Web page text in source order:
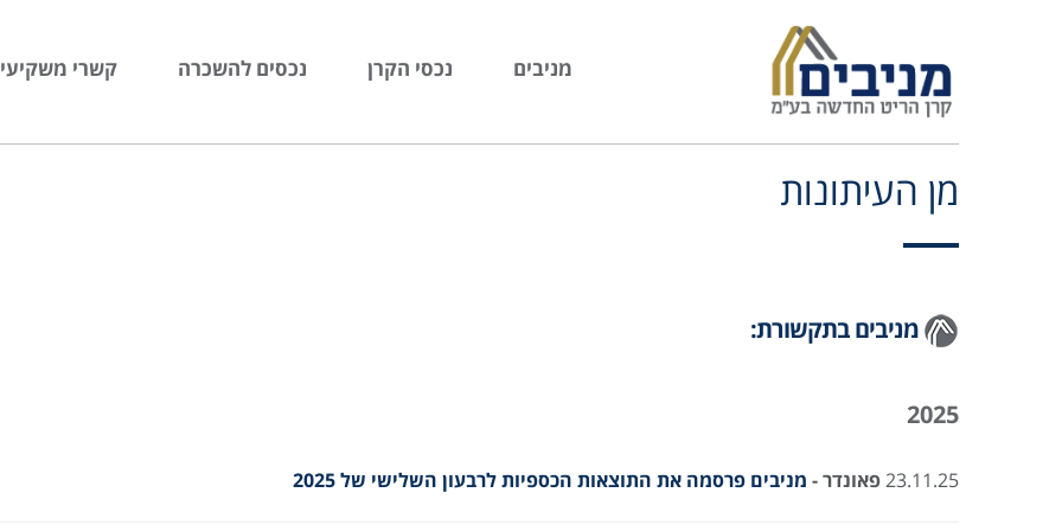
מניבים נכסי הקרן נכסים להשכרה קשרי
מן העיתונות
מניבים בתקשורת:
2025
23.11.25פאונדר- מניבים פרסמה את התוצאות הכספיות לרבעון השלישי של 2025